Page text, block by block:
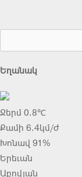
Եղանակ
Ջերմ 0.8℃
Քամի 6.4կմ/ժ
Խոնավ 91%
Երեւան
Աբովյան